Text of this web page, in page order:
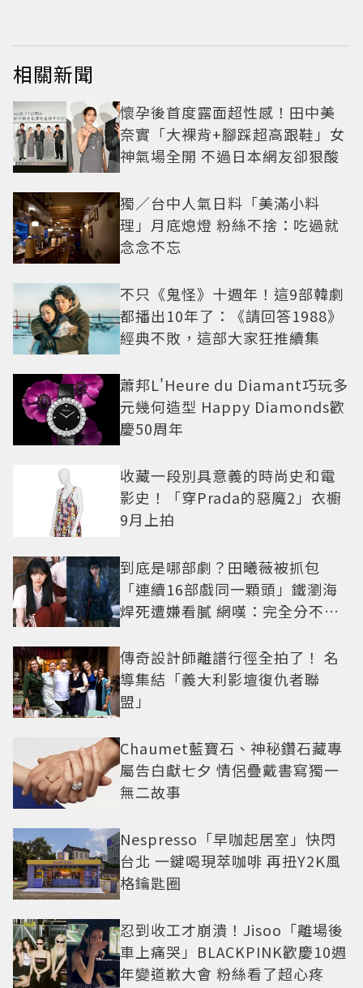
相關新聞
懷孕後首度露面超性感！田中美
奈實「大裸背+腳踩超高跟鞋」女
神氣場全開 不過日本網友卻狠酸
獨／台中人氣日料「美滿小料
理」月底熄燈 粉絲不捨：吃過就
念念不忘
不只《鬼怪》十週年！這9部韓劇
都播出10年了：《請回答1988》
經典不敗，這部大家狂推續集
蕭邦L'Heure du Diamant巧玩多
元幾何造型 Happy Diamonds歡
慶50周年
收藏一段別具意義的時尚史和電
影史！「穿Prada的惡魔2」衣櫥
9月上拍
到底是哪部劇？田曦薇被抓包
「連續16部戲同一顆頭」鐵瀏海
焊死遭嫌看膩 網嘆：完全分不出
傳奇設計師離譜行徑全拍了！ 名
導集結「義大利影壇復仇者聯
盟」
Chaumet藍寶石、神秘鑽石藏專
屬告白獻七夕 情侶疊戴書寫獨一
無二故事
Nespresso「早咖起居室」快閃
台北 一鍵喝現萃咖啡 再扭Y2K風
格鑰匙圈
忍到收工才崩潰！Jisoo「離場後
車上痛哭」BLACKPINK歡慶10週
年變道歉大會 粉絲看了超心疼